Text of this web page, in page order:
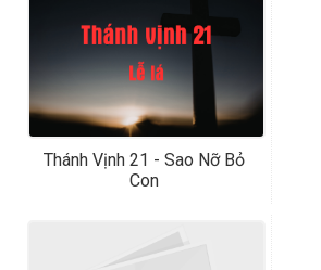
Thánh Vịnh 21 - Sao Nỡ Bỏ
Con